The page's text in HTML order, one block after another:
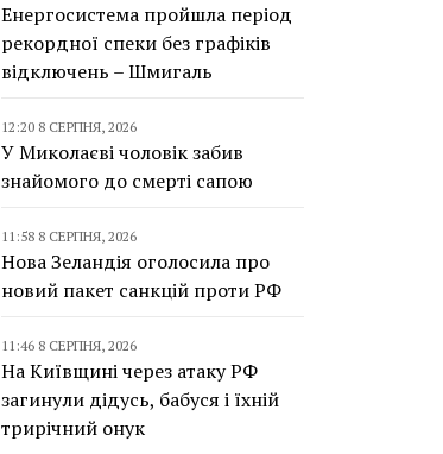
Енергосистема пройшла період
рекордної спеки без графіків
відключень – Шмигаль
12:20 8 СЕРПНЯ, 2026
У Миколаєві чоловік забив
знайомого до смерті сапою
11:58 8 СЕРПНЯ, 2026
Нова Зеландія оголосила про
новий пакет санкцій проти РФ
11:46 8 СЕРПНЯ, 2026
На Київщині через атаку РФ
загинули дідусь, бабуся і їхній
трирічний онук